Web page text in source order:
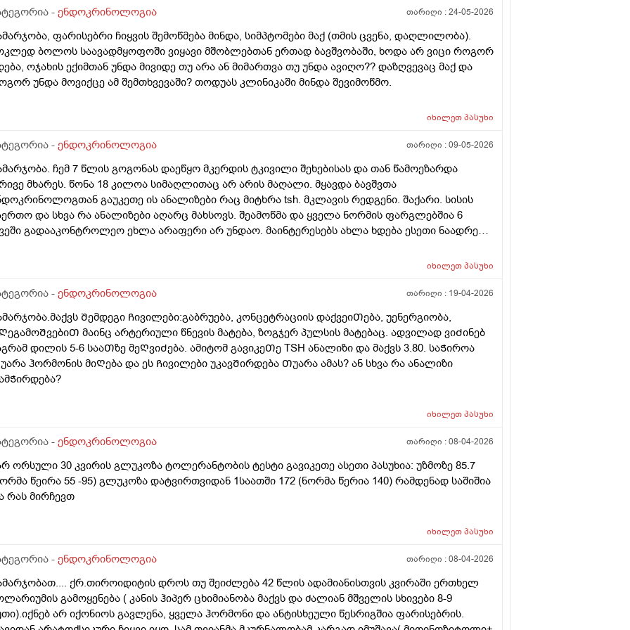
Psiqiatris danishnuleba:LAMICTALI: 25mg, 1 Abi dilit da shuadgit, BETAMAKSI: 50mg, 1 Abi
ESRIBELI: 50mg, 1 Abi dilit.Gtxovt 2-e cerilic naxet
vutxarit, rom cota xnit shecyvitos camlebis migeba radgan sheidzleba scored amdenma camlis dalevam
dalios diabetis dros (an romeli camlit chanacvleba jobia?) da aseve ramdenime klinika gvirchiot, sadac
profesionali diabetologebi mushaoben Tbilisshi? Pexze chrilobis shexorcebac ratom undeba amden
Ra sheidzleba gaketdes sascrapod, rom uketesad igrdznos tavi da diabetic daregulirebuli rom qondes?
GTXOVT SASCRAPOD GVIPASUXOT. Dzalian didi madloba cinascar!
- ენდოკრინოლოგია თარიღი :24-05-2026
ფარისებრი ჩიყვის შემოწმება მინდა, სიმპტომები მაქ (თმის ცვენა, დაღლილობა).
ბოლოს საავადმყოფოში ვიყავი მშობლებთან ერთად ბავშვობაში, ხოდა არ ვიცი როგორ
ოჯახის ექიმთან უნდა მივიდე თუ არა ან მიმართვა თუ უნდა ავიღო?? დაზღვევაც მაქ და
უნდა მოვიქცე ამ შემთხვევაში? თოდუას კლინიკაში მინდა შევიმოწმო.
იხილეთპასუხი
- ენდოკრინოლოგია თარიღი :09-05-2026
ჩემ 7 წლის გოგონას დაეწყო მკერდის ტკივილი შეხებისას და თან წამოეზარდა
მხარეს. წონა 18 კილოა სიმაღლითაც არ არის მაღალი. მყავდა ბავშვთა
გაუკეთე ის ანალიზები რაც მიტხრა tsh. მკლავის რედგენი. შაქარი. სისის
და სხვა რა ანალიზები აღარც მახსოვს. შეამოწმა და ყველა ნორმის ფარგლებშია 6
გადააკონტროლეო ეხლა არაფერი არ უნდაო. მაინტერესებს ახლა ხდება ესეთი ნაადრევი
კარგ მდგომარეობაში არისო. დავმშვიდდე თუ სხვაგანაც მივიყვანო? ან ვის მირჩევთ
ახლიდან არ გამიკეთებია
იხილეთპასუხი
- ენდოკრინოლოგია თარიღი : 19-04-2026
Შემდეგი Ჩივილები:გაბრუება, კონცეტრაციის დაქვეიᲗება, უენერგიობა,
მაინც არტერიული წნევის მატება, ზოგჯერ პულსის მატებაც. ადვილად ვიᲫინებ
დილის 5-6 სააᲗზე მეᲦვიᲫება. ამიტომ გავიკეᲗე TSH ანალიზი და მაქვს 3.80. საᲭიროა
ჰორმონის მიᲦება და ეს Ჩივილები უკავᲨირდება Თუარა ამას? ან სხვა რა ანალიზი
იხილეთპასუხი
- ენდოკრინოლოგია თარიღი :08-04-2026
ორსული 30 კვირის გლუკოზა ტოლერანტობის ტესტი გავიკეთე ასეთი პასუხია: უზმოზე 85.7
წეირა 55 -95) გლუკოზა დატვირთვიდან 1საათში 172 (ნორმა წერია 140) რამდენად საშიშია
რას მირჩევთ
იხილეთპასუხი
- ენდოკრინოლოგია თარიღი :08-04-2026
ქრ.თიროიდიტის დროს თუ შეიძლება 42 წლის ადამიანისთვის კვირაში ერთხელ
გამოყენება ( კანის ჰიპერ ცხიმიანობა მაქვს და ძალიან მშველის სხივები 8-9
არ იქონიოს გავლენა, ყველა ჰორმონი და ანტისხეული წესრიგშია ფარისებრის.